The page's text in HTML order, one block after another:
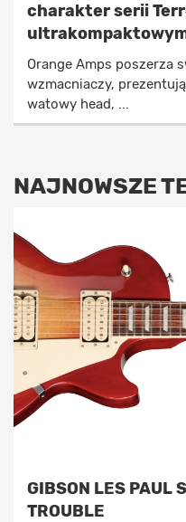
charakter serii
Orange Amps poszerza
wzmacniaczy,
watowy head, ...
NAJNOWSZE
GIBSON LES PAUL
TROUBLE